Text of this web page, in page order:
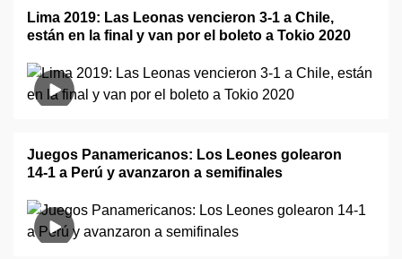
Lima 2019: Las Leonas vencieron 3-1 a Chile,
están en la final y van por el boleto a Tokio 2020
Juegos Panamericanos: Los Leones golearon
14-1 a Perú y avanzaron a semifinales